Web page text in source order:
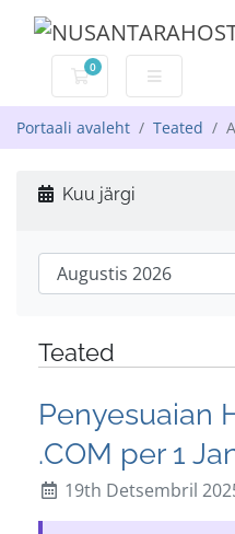
0
Ostukorv
Portaali avaleht Teated
Kuu järgi
Teated
Penyesuaian
.COM per 1
19th Detsembril